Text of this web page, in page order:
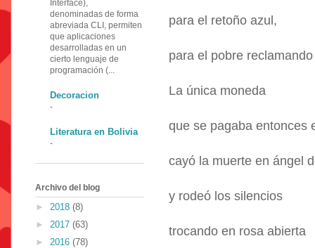
para el retoño azul,
para el pobre
La única moneda
que se pagaba entonces
cayó la muerte en ángel
y rodeó los silencios
trocando en rosa abierta
Interface),
denominadas de forma
abreviada CLI, permiten
que aplicaciones
desarrolladas en un
cierto lenguaje de
programación (...
Decoracion
-
Literatura en Bolivia
-
Archivo del blog
► 2018 (8)
► 2017 (63)
► 2016 (78)